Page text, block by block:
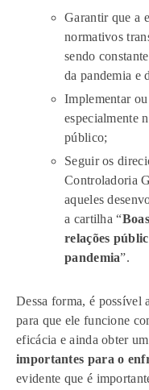
Garantir que a
normativos
sendo
da pandemia e
Implementar
especialmente
público;
Seguir os
Controladoria
aqueles
a cartilha “
relações
pandemia”.
Dessa forma, é possível
para que ele funcione
eficácia e ainda obter
importantes para o
evidente que é